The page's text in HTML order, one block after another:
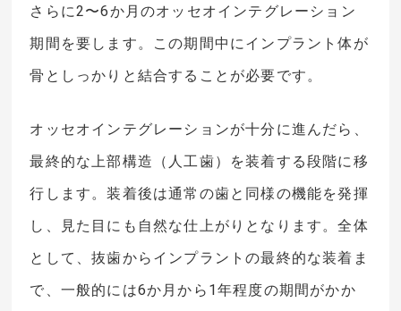
さらに2〜6か月のオッセオインテグレーション
期間を要します。この期間中にインプラント体が
骨としっかりと結合することが必要です。
オッセオインテグレーションが十分に進んだら、
最終的な上部構造（人工歯）を装着する段階に移
行します。装着後は通常の歯と同様の機能を発揮
し、見た目にも自然な仕上がりとなります。全体
として、抜歯からインプラントの最終的な装着ま
で、一般的には6か月から1年程度の期間がかか